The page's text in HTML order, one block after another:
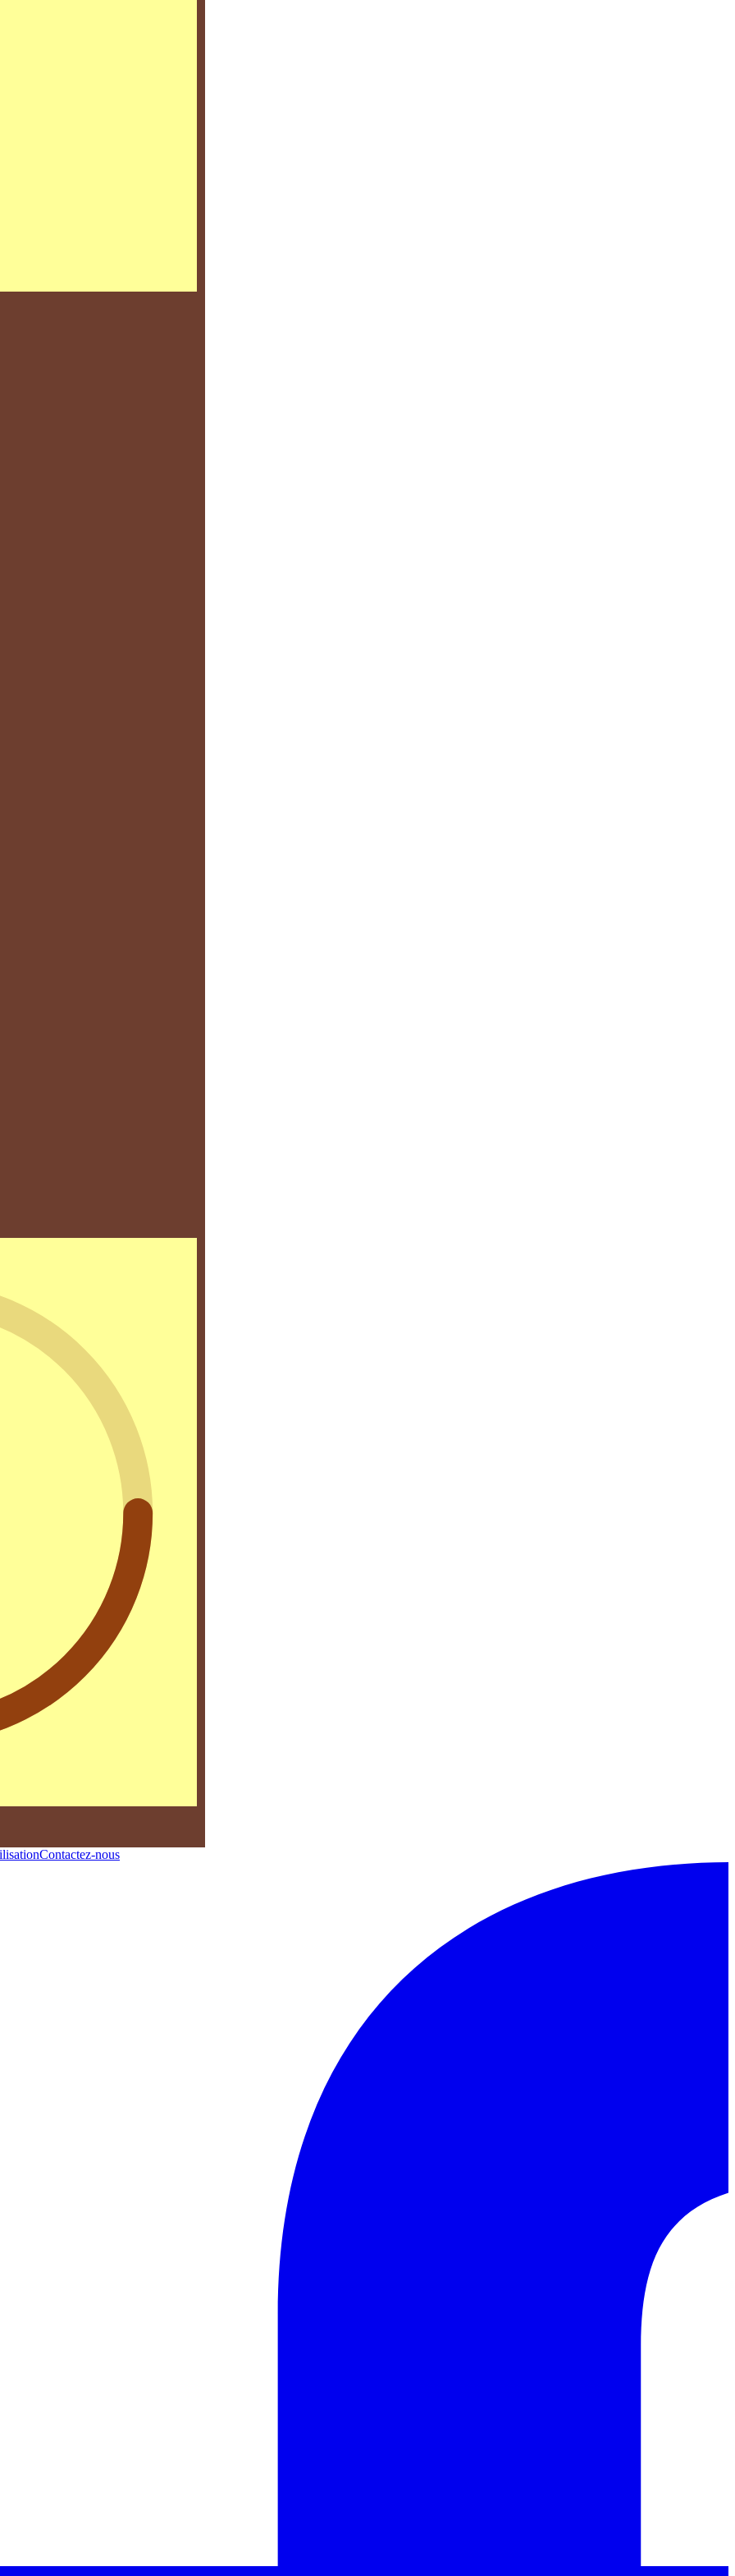
Contactez-nous